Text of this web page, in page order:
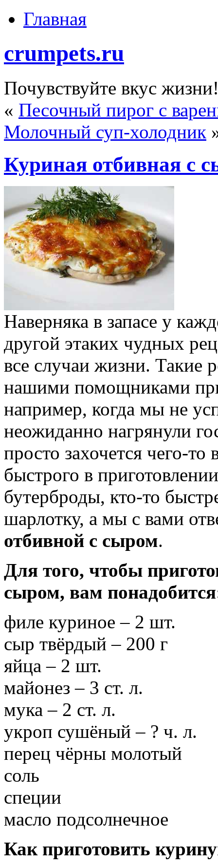
Главная
crumpets.ru
Почувствуйте вкус
« Песочный пирог с
Молочный суп-холодник
Куриная отбивная с
Наверняка в запасе у
другой этаких чудных
все случаи жизни. Такие
нашими помощниками
например, когда мы не
неожиданно нагрянули
просто захочется чего-
быстрого в
бутерброды, кто-то
шарлотку, а мы с вами
отбивной с сыром.
Для того, чтобы
сыром, вам
филе куриное – 2 шт.
сыр твёрдый – 200 г
яйца – 2 шт.
майонез – 3 ст. л.
мука – 2 ст. л.
укроп сушёный – ? ч. л.
перец чёрны молотый
соль
специи
масло подсолнечное
Как приготовить